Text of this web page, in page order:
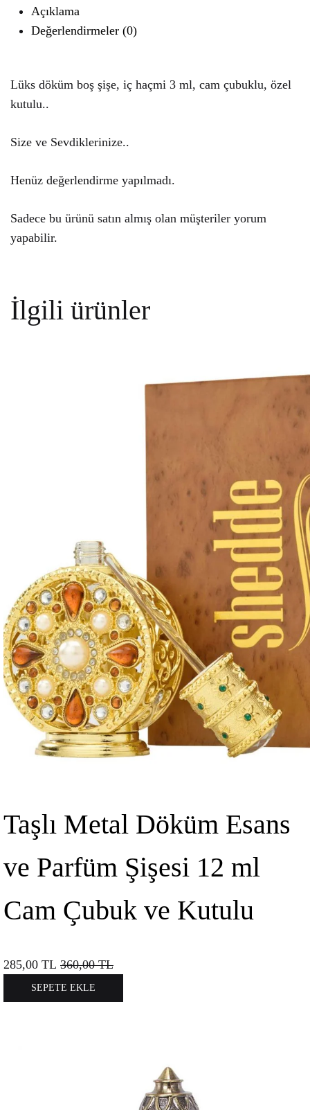
Açıklama
Değerlendirmeler (0)
Lüks döküm boş şişe, iç haçmi 3 ml, cam çubuklu, özel
kutulu..
Size ve Sevdiklerinize..
Henüz değerlendirme yapılmadı.
Sadece bu ürünü satın almış olan müşteriler yorum
yapabilir.
İlgili ürünler
Taşlı Metal Döküm Esans
ve Parfüm Şişesi 12 ml
Cam Çubuk ve Kutulu
285,00 TL 360,00TL
SEPETE EKLE